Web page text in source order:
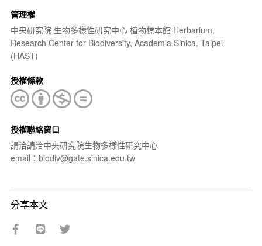
管理權
中央研究院 生物多樣性研究中心 植物標本館 Herbarium,
Research Center for Biodiversity, Academia Sinica, Taipei
(HAST)
授權條款
授權聯絡窗口
請洽請洽中央研究院生物多樣性研究中心
email：biodiv@gate.sinica.edu.tw
分享本文